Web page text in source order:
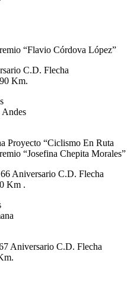
“Flavio Córdova López”
C.D. Flecha
Km.
Proyecto “Ciclismo En Ruta
“Josefina Chepita Morales”
66 Aniversario C.D. Flecha
Km .
Aniversario C.D. Flecha